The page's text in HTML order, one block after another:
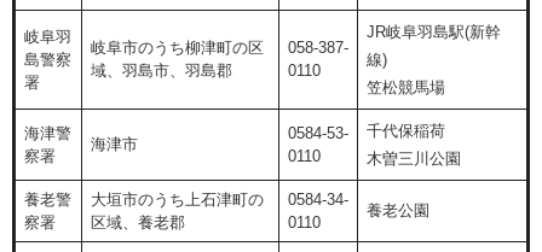
岐阜羽
島警察
署
岐阜市のうち柳津町の区
域、羽島市、羽島郡
058-387-
0110
JR岐阜羽島駅(新幹
線)
笠松競馬場
海津警
察署
海津市
0584-53-
0110
千代保稲荷
木曽三川公園
養老警
察署
大垣市のうち上石津町の
区域、養老郡
0584-34-
0110
養老公園